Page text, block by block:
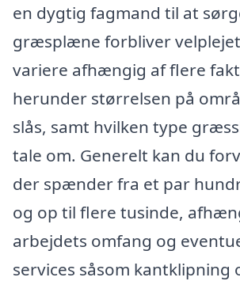
en dygtig fagmand til at
græsplæne forbliver
variere afhængig af flere
herunder størrelsen på
slås, samt hvilken type
tale om. Generelt kan du
der spænder fra et par
og op til flere tusinde,
arbejdets omfang og
services såsom kantklipning